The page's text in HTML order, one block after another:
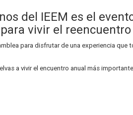
del IEEM es el
vivir el
para disfrutar de una experiencia que
a vivir el encuentro anual más